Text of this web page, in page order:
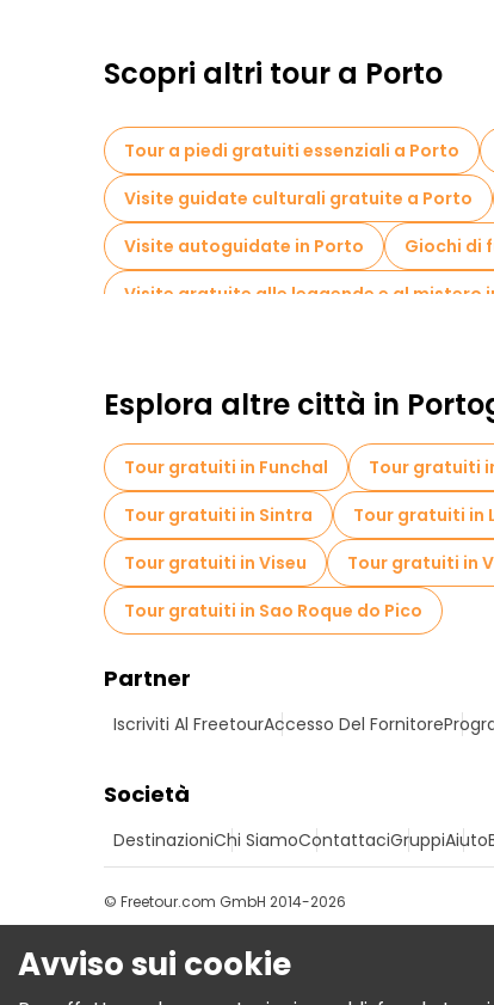
Scopri altri tour a Porto
Tour a piedi gratuiti essenziali a Porto
Visite guidate culturali gratuite a Porto
Visite autoguidate in Porto
Giochi di
Visite gratuite alle leggende e al mistero
Tour in bicicletta a Porto
Tour
Tour gratuiti nelle vicinanze Sao Bento
Esplora altre città in
Tour gratuiti in Funchal Tour gratuiti
Tour gratuiti in Sintra
Tour gratuiti in
Tour gratuiti in Viseu
Tour gratuiti in
Tour gratuiti in Sao Roque do Pico
Partner
Iscriviti Al FreetourAccesso Del Fornitore
Società
DestinazioniChi SiamoContattaciGruppiAiuto
© Freetour.com GmbH 2014-2026
Avviso sui cookie